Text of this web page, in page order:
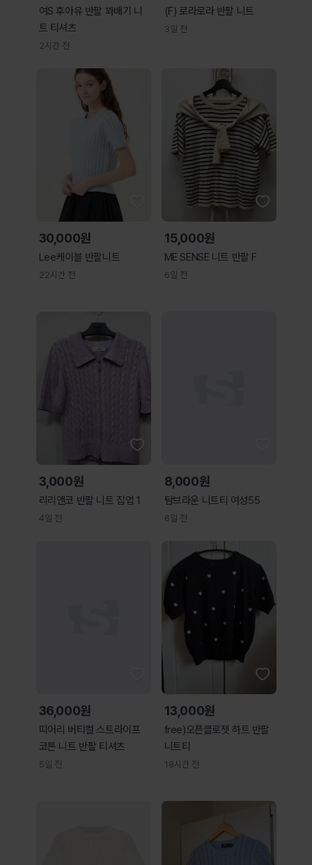
여S 후아유 반팔 꽈배기 니
트 티셔츠
2시간 전
(F) 로라로라 반팔 니트
3일 전
30,000원
Lee케이블 반팔니트
22시간 전
15,000원
ME SENSE 니트 반팔 F
6일 전
3,000원
리리앤코 반팔 니트 집업 1
4일 전
8,000원
탐브라운 니트티 여성55
6일 전
36,000원
띠어리 버티컬 스트라이프
코튼 니트 반팔 티셔츠
5일 전
13,000원
free)오픈클로젯 하트 반팔
니트티
18시간 전